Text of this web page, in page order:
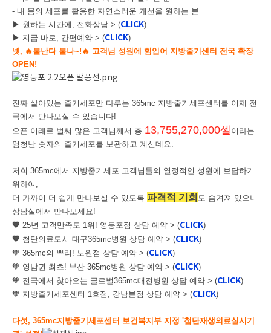
- 내 몸의 세포를 활용한 자연스러운 개선을 원하는 분
▶ 원하는 시간에, 전화상담 > (CLICK)
▶ 지금 바로, 간편예약 > (CLICK)
넷, 🔥불난다 불나~!🔥 고객님 성원에 힘입어 지방줄기센터 전국 확장
OPEN!
진짜 살아있는 줄기세포만 다루는 365mc 지방줄기세포센터를 이제 전
국에서 만나보실 수 있습니다!
오픈 이래로 벌써 많은 고객님께서 총 13,755,270,000셀 이라는
엄청난 숫자의 줄기세포를 보관하고 계신데요.
저희 365mc에서 지방줄기세포 고객님들의 열정적인 성원에 보답하기
위하여,
더 가까이 더 쉽게 만나보실 수 있도록 파격적 기회 도 숨겨져 있으니
상담실에서 만나보세요!
🧡 25년 고객만족도 1위! 영등포점 상담 예약 > (CLICK)
🧡 첨단의료도시 대구365mc병원 상담 예약 > (CLICK)
🧡 365mc의 뿌리! 노원점 상담 예약 > (CLICK)
🧡 영남권 최초! 부산 365mc병원 상담 예약 > (CLICK)
🧡 전국에서 찾아오는 글로벌365mc대전병원 상담 예약 > (CLICK)
🧡 지방줄기세포센터 1호점, 강남본점 상담 예약 > (CLICK)
다섯, 365mc지방줄기세포센터 보건복지부 지정 '첨단재생의료실시기